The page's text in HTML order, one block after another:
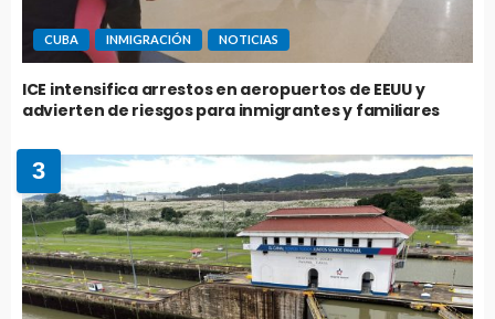
CUBA INMIGRACIÓN NOTICIAS
ICE intensifica arrestos en aeropuertos de EEUU y
advierten de riesgos para inmigrantes y familiares
3